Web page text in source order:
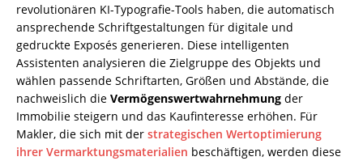
revolutionären KI-Typografie-Tools haben, die automatisch
ansprechende Schriftgestaltungen für digitale und
gedruckte Exposés generieren. Diese intelligenten
Assistenten analysieren die Zielgruppe des Objekts und
wählen passende Schriftarten, Größen und Abstände, die
nachweislich die Vermögenswertwahrnehmung der
Immobilie steigern und das Kaufinteresse erhöhen. Für
Makler, die sich mit der strategischen Wertoptimierung
ihrer Vermarktungsmaterialien beschäftigen, werden diese